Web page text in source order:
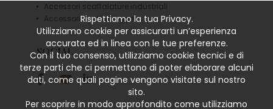
Accessori scaffalature industriali
Accessori scaffali leggeri
SOCIAL
Rispettiamo la tua Privacy.
Utilizziamo cookie per assicurarti un’esperienza
accurata ed in linea con le tue preferenze.
Con il tuo consenso, utilizziamo cookie tecnici e di
terze parti che ci permettono di poter elaborare alcuni
dati, come quali pagine vengono visitate sul nostro
sito.
Per scoprire in modo approfondito come utilizziamo